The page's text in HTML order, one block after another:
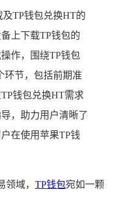
TP钱包兑换HT的
上下载TP钱包的
作，围绕TP钱包
环节，包括前期准
钱包兑换HT需求
，助力用户清晰了
在使用苹果TP钱
域， TP钱包宛如一颗